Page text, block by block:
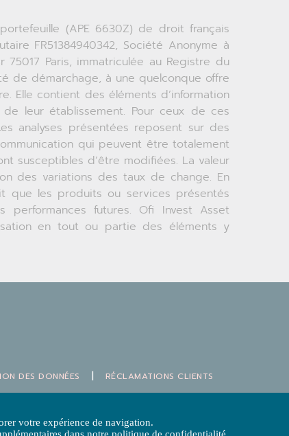
(APE 6630Z) de droit français
FR51384940342, Société Anonyme à
Paris, immatriculée au Registre du
de démarchage, à une quelconque offre
Elle contient des éléments d’information
leur établissement. Pour ceux de ces
analyses présentées reposent sur des
qui peuvent être totalement
susceptibles d’être modifiées. La valeur
des variations des taux de change. En
que les produits ou services présentés
performances futures. Ofi Invest Asset
en tout ou partie des éléments y
DES DONNÉES |
RÉCLAMATIONS CLIENTS
– TVA intracommunautaire n° FR 51384940342
votre expérience de navigation.